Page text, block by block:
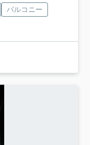
バルコニー